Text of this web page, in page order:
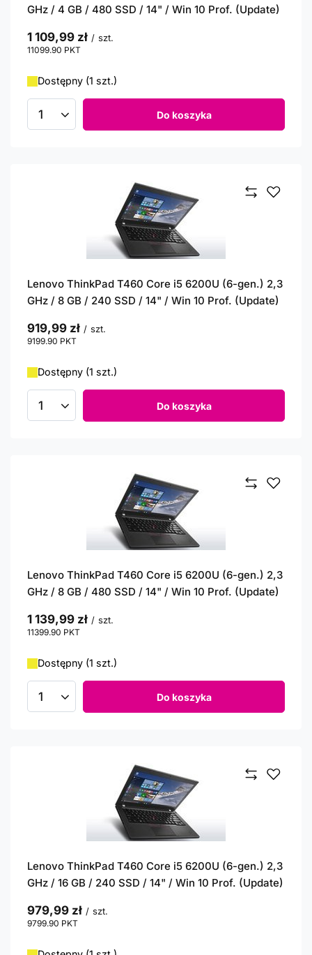
GHz / 4 GB / 480 SSD / 14" / Win 10 Prof. (Update)
1 109,99 zł / szt.
11099.90 PKT
Dostępny (1 szt.)
Ilość produktów Do koszyka
Lenovo ThinkPad T460 Core i5 6200U (6-gen.) 2,3
GHz / 8 GB / 240 SSD / 14" / Win 10 Prof. (Update)
919,99 zł / szt.
9199.90 PKT
Dostępny (1 szt.)
Ilość produktów Do koszyka
Lenovo ThinkPad T460 Core i5 6200U (6-gen.) 2,3
GHz / 8 GB / 480 SSD / 14" / Win 10 Prof. (Update)
1 139,99 zł / szt.
11399.90 PKT
Dostępny (1 szt.)
Ilość produktów Do koszyka
Lenovo ThinkPad T460 Core i5 6200U (6-gen.) 2,3
GHz / 16 GB / 240 SSD / 14" / Win 10 Prof. (Update)
979,99 zł / szt.
9799.90 PKT